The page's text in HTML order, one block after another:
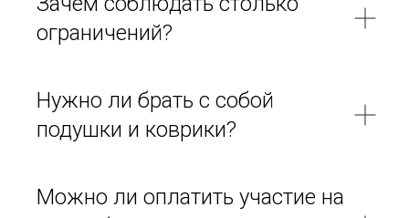
ограничений?
Нужно ли брать с собой
подушки и коврики?
Можно ли оплатить участие на